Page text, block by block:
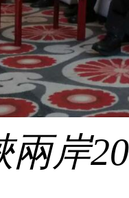
兩岸